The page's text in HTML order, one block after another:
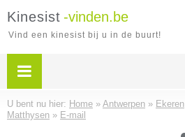
Kinesist -vinden.be
Vind een kinesist bij u in de buurt!
U bent nu hier: Home » Antwerpen » Ekeren
Matthysen » E-mail